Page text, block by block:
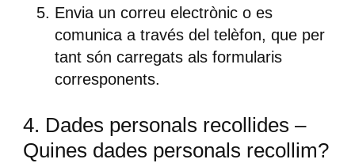
Envia un correu electrònic o es
comunica a través del telèfon, que per
tant són carregats als formularis
corresponents.
4. Dades personals recollides –
Quines dades personals recollim?